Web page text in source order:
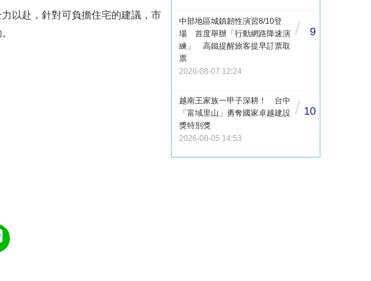
以赴，針對可負擔住宅的建議，市
中部地區城鎮韌性演習8/10登
場 首度舉辦「行動網路降速演
練」 高鐵提醒旅客提早訂票取
票
2026-08-07 12:24
/ 9
越南王家族一甲子深耕！ 台中
「富域里山」勇奪國家卓越建設
獎特別獎
2026-08-05 14:53
/ 10